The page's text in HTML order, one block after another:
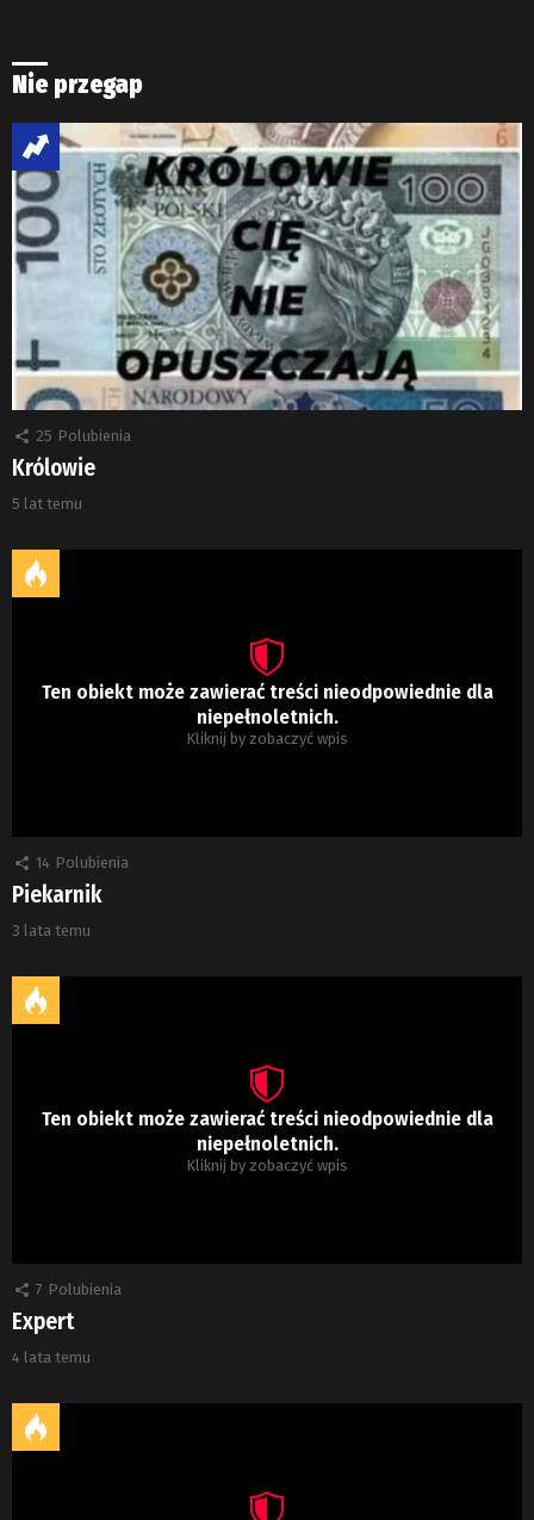
Nie przegap
25 Polubienia
Królowie
5 lat temu
Ten obiekt może zawierać treści nieodpowiednie dla
niepełnoletnich.
Kliknij by zobaczyć wpis
14 Polubienia
Piekarnik
3 lata temu
Ten obiekt może zawierać treści nieodpowiednie dla
niepełnoletnich.
Kliknij by zobaczyć wpis
7 Polubienia
Expert
4 lata temu